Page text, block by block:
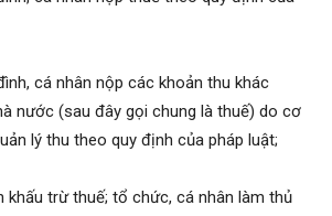
cá nhân nộp các khoản thu khác
nước (sau đây gọi chung là thuế) do cơ
lý thu theo quy định của pháp luật;
khấu trừ thuế; tổ chức, cá nhân làm thủ